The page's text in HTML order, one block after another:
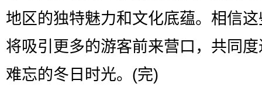
地区的独特魅力和文化底蕴。相信
将吸引更多的游客前来营口，共同
难忘的冬日时光。(完)